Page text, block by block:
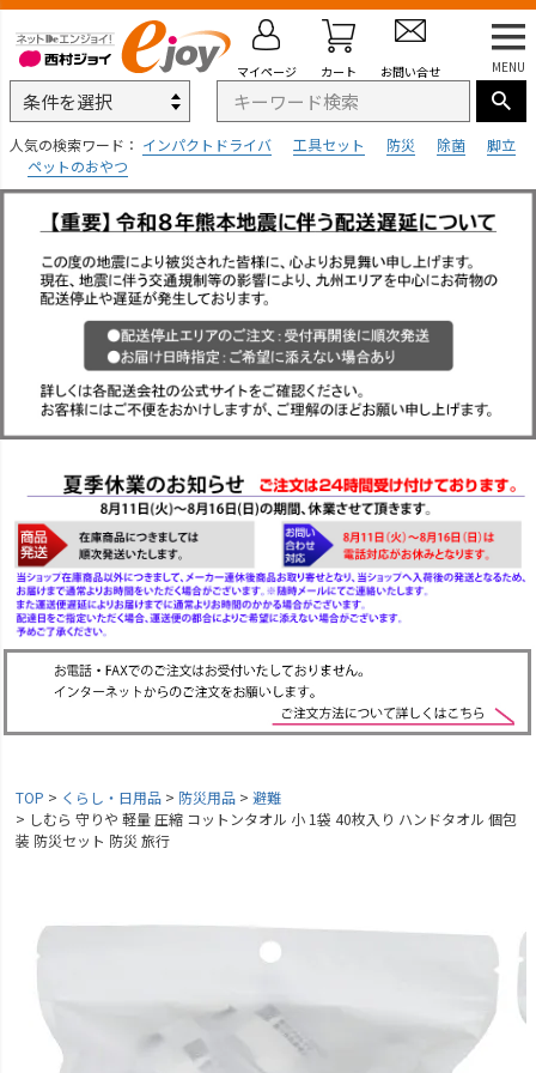
MENU
人気の検索ワード： インパクトドライバ 工具セット 防災 除菌
脚立
ペットのおやつ
マイページ カート お問い合せ
TOP くらし・日用品 防災用品
避難
しむら 守りや 軽量 圧縮 コットンタオル 小 1袋 40枚入り ハンドタオル 個包
装 防災セット 防災 旅行